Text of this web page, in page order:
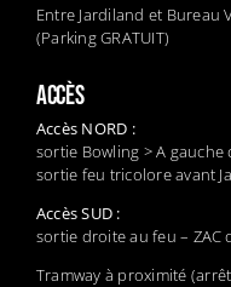
Entre Jardiland et Bureau
(Parking GRATUIT)
ACCÈS
Accès NORD :
sortie Bowling > A
sortie feu tricolore avant
Accès SUD :
sortie droite au feu – ZAC
Tramway à proximité